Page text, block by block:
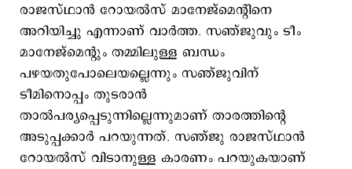
രാജസ്ഥാന്‍ റോയല്‍സ് മാനേജ്മെന്‍റിനെ
അറിയിച്ചു എന്നാണ് വാര്‍ത്ത. സഞ്ജുവും ടീം
മാനേജ്മെന്‍റും തമ്മിലുള്ള ബന്ധം
പഴയതുപോലെയല്ലെന്നും സഞ്ജുവിന്
ടീമിനൊപ്പം തുടരാന്‍
താല്‍പര്യപ്പെടുന്നില്ലെന്നുമാണ് താരത്തിന്‍റെ
അടുപ്പക്കാര്‍ പറയുന്നത്. സഞ്ജു രാജസ്ഥാന്‍
റോയല്‍സ് വിടാനുള്ള കാരണം പറയുകയാണ്